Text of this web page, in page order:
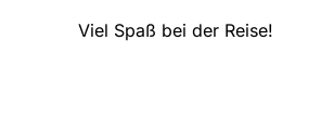
Viel Spaß bei der Reise!